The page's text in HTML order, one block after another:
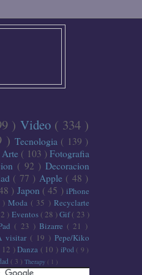
) Video ( 334 )
) Tecnologia ( 139 )
Arte ( 103 ) Fotografia
( 92 )Decoracion
( 77 ) Apple ( 48 )
) Japon ( 45 ) iPhone
) Moda ( 35 )Recyclarte
) Eventos ( 28 )Gif( 23 )
( 23 ) Bizarre ( 21 )
visitar ( 19 ) Pepe/Kiko
12 )Danza ( 10 ) iPod ( 9 )
( 3 ) Therapy ( 1 )